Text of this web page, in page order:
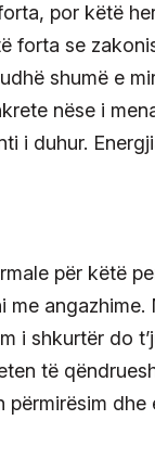
por këtë
forta se
shumë e
nëse i
i duhur.
për këtë
i shkurtër do
të
dhe